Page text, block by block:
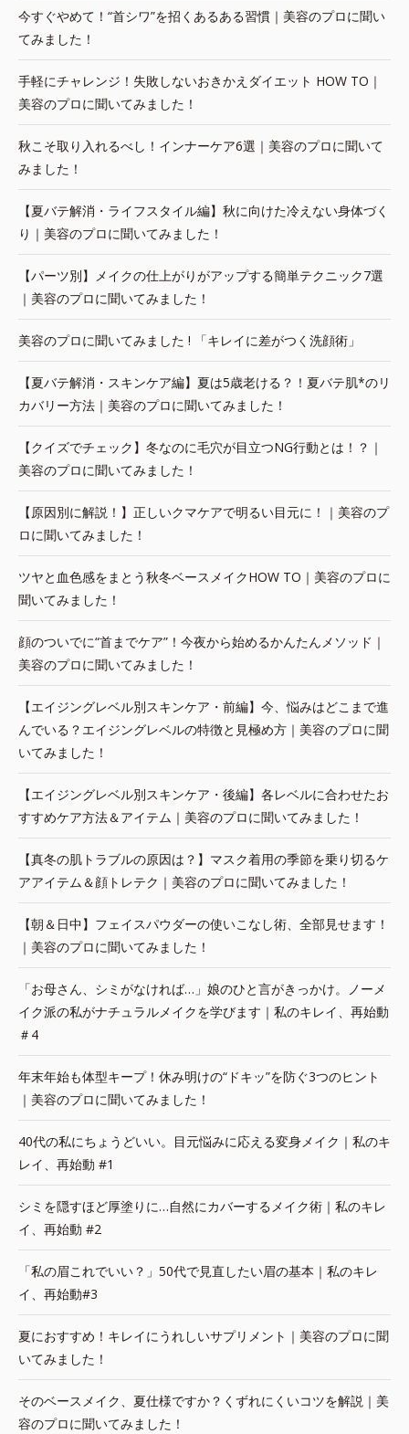
今すぐやめて！“首シワ”を招くあるある習慣｜美容のプロに聞い
てみました！
手軽にチャレンジ！失敗しないおきかえダイエット HOW TO｜
美容のプロに聞いてみました！
秋こそ取り入れるべし！インナーケア6選｜美容のプロに聞いて
みました！
【夏バテ解消・ライフスタイル編】秋に向けた冷えない身体づく
り｜美容のプロに聞いてみました！
【パーツ別】メイクの仕上がりがアップする簡単テクニック7選
｜美容のプロに聞いてみました！
美容のプロに聞いてみました ! 「キレイに差がつく洗顔術」
【夏バテ解消・スキンケア編】夏は5歳老ける？！夏バテ肌*のリ
カバリー方法｜美容のプロに聞いてみました！
【クイズでチェック】冬なのに毛穴が目立つNG行動とは！？｜
美容のプロに聞いてみました！
【原因別に解説！】正しいクマケアで明るい目元に！｜美容のプ
ロに聞いてみました！
ツヤと血色感をまとう秋冬ベースメイクHOW TO｜美容のプロに
聞いてみました！
顔のついでに“首までケア”！今夜から始めるかんたんメソッド｜
美容のプロに聞いてみました！
【エイジングレベル別スキンケア・前編】今、悩みはどこまで進
んでいる？エイジングレベルの特徴と見極め方｜美容のプロに聞
いてみました！
【エイジングレベル別スキンケア・後編】各レベルに合わせたお
すすめケア方法＆アイテム｜美容のプロに聞いてみました！
【真冬の肌トラブルの原因は？】マスク着用の季節を乗り切るケ
アアイテム＆顔トレテク｜美容のプロに聞いてみました！
【朝＆日中】フェイスパウダーの使いこなし術、全部見せます！
｜美容のプロに聞いてみました！
「お母さん、シミがなければ…」娘のひと言がきっかけ。ノーメ
イク派の私がナチュラルメイクを学びます｜私のキレイ、再始動
＃4
年末年始も体型キープ！休み明けの“ドキッ”を防ぐ3つのヒント
｜美容のプロに聞いてみました！
40代の私にちょうどいい。目元悩みに応える変身メイク｜私のキ
レイ、再始動 #1
シミを隠すほど厚塗りに…自然にカバーするメイク術｜私のキレ
イ、再始動 #2
「私の眉これでいい？」50代で見直したい眉の基本｜私のキレ
イ、再始動#3
夏におすすめ！キレイにうれしいサプリメント｜美容のプロに聞
いてみました！
そのベースメイク、夏仕様ですか？くずれにくいコツを解説｜美
容のプロに聞いてみました！